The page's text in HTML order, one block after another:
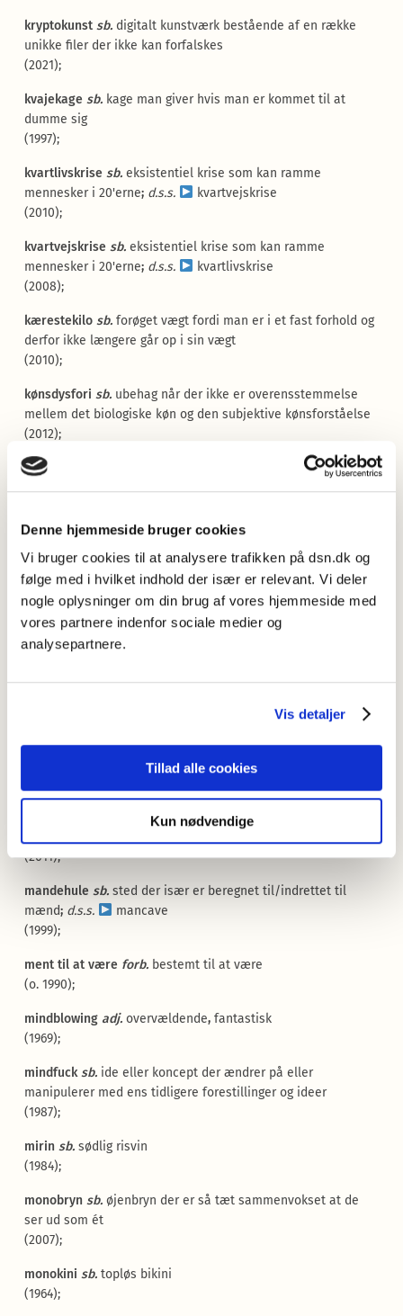
Denne hjemmeside bruger cookies
Vi bruger cookies til at analysere trafikken på dsn.dk og
følge med i hvilket indhold der især er relevant. Vi deler
nogle oplysninger om din brug af vores hjemmeside med
vores partnere indenfor sociale medier og
analysepartnere.
Vis detaljer
Tillad alle cookies
Kun nødvendige
kryptokunst sb. digitalt kunstværk bestående af en række
unikke filer der ikke kan forfalskes
(2021);
kvajekage sb.kage man giver hvis man er kommet til at
dumme sig
(1997);
kvartlivskrise sb. eksistentiel krise som kan ramme
mennesker i 20'erne; d.s.s.
kvartvejskrise
(2010);
kvartvejskrise sb. eksistentiel krise som kan ramme
mennesker i 20'erne; d.s.s.
kvartlivskrise
(2008);
kærestekilo sb. forøget vægt fordi man er i et fast forhold og
derfor ikke længere går op i sin vægt
(2010);
kønsdysfori sb. ubehag når der ikke er overensstemmelse
mellem det biologiske køn og den subjektive kønsforståelse
(2012);
lagge
(i digitalt formidlet film, tv og videospil) give
forsinkelse i lyd el. billede pga. langsom overførsel af digital
(2001);
lammer sb.hårdt slag, enten fysisk eller mentalt
(1990);
sb.
redning, både i konkret og overført betydning
(2000);
loppesupermarked sb. butik hvor private sælger deres ting til
faste priser gennem en sælger; d.s.s.
reolmarked
sted der især er beregnet til/indrettet til
(2011);
mandehule sb. sted der især er beregnet til/indrettet til
mænd; d.s.s.
mancave
(1999);
ment til at være forb. bestemt til at være
(o. 1990);
mindblowing adj. overvældende, fantastisk
(1969);
mindfuck sb. ide eller koncept der ændrer på eller
manipulerer med ens tidligere forestillinger og ideer
(1987);
mirin sb. sødlig risvin
(1984);
monobryn sb. øjenbryn der er så tæt sammenvokset at de
ser ud som ét
(2007);
monokini sb. topløs bikini
(1964);